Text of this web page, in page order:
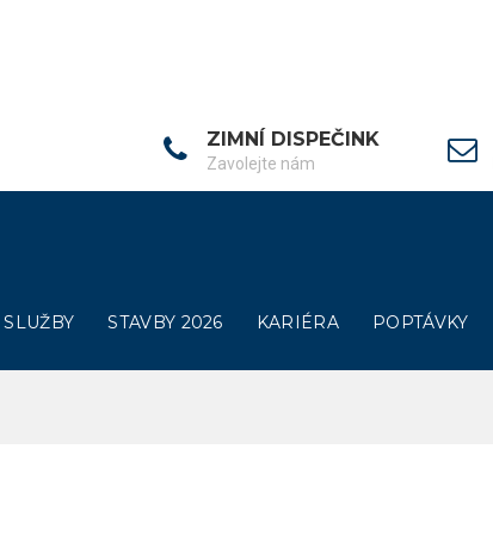
ZIMNÍ DISPEČINK
Zavolejte nám
SLUŽBY STAVBY 2026 KARIÉRA POPTÁVKY